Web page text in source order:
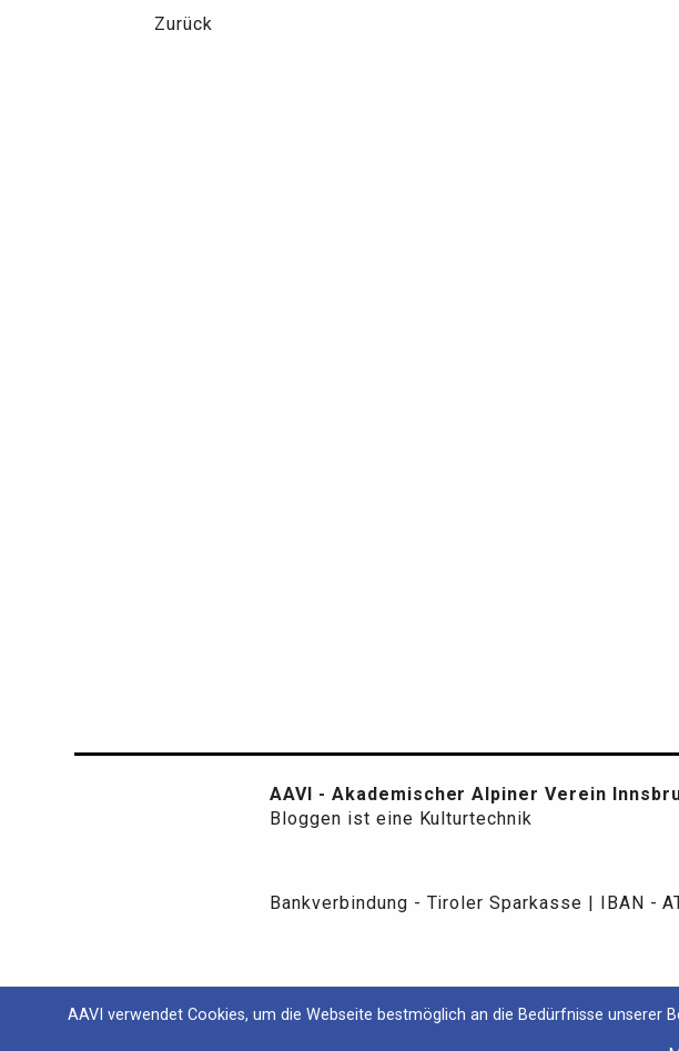
Zurück
AAVI - Akademischer Alpiner Verein
Bloggen ist eine Kulturtechnik
Bankverbindung - Tiroler Sparkasse | IBAN -
AAVI verwendet Cookies, um die Webseite bestmöglich an die Bedürfnisse